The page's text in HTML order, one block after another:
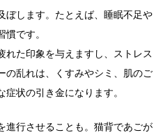
ぼします。たとえば、睡眠不足や
です。
れた印象を与えますし、ストレス
の乱れは、くすみやシミ、肌のご
状の引き金になります。
進行させることも。猫背であごが